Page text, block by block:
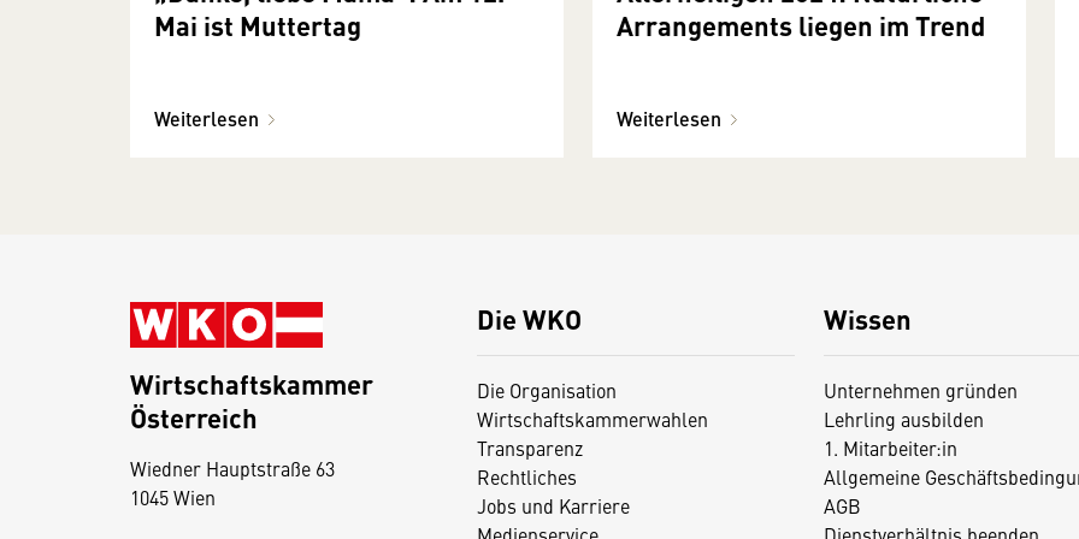
Mai ist Muttertag
Weiterlesen
Arrangements liegen im Trend
Weiterlesen
Die WKO
Die Organisation
Wirtschaftskammerwahlen
Transparenz
Rechtliches
Jobs und Karriere
Medienservice
Wissen
Unternehmen gründen
Lehrling ausbilden
1. Mitarbeiter:in
Allgemeine
AGB
Dienstverhältnis beenden
Wirtschaftskammer
Österreich
Wiedner Hauptstraße 63
1045 Wien